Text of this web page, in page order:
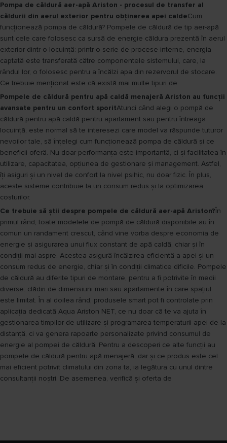
Pompa de căldură aer-apă Ariston - procesul de transfer al
căldurii din aerul exterior pentru obținerea apei caldeCum
funcționează pompa de căldură? Pompele de căldură de tip aer-apă
sunt cele care folosesc ca sursă de energie căldura prezentă în aerul
exterior dintr-o locuință: printr-o serie de procese interne, energia
captată este transferată către componentele sistemului, care, la
rândul lor, o folosesc pentru a încălzi apa din rezervorul de stocare.
Ce trebuie menționat este că există mai multe tipuri de
Pompele de căldură pentru apă caldă menajeră Ariston au funcții
avansate pentru un confort sporitAtunci când alegi o pompă de
căldură pentru apă caldă pentru apartament sau pentru întreaga
locuință, este normal să te interesezi care model va răspunde tuturor
nevoilor tale, să înțelegi cum funcționează pompa de căldură și ce
beneficii oferă. Nu doar performanța este importantă, ci și facilitatea în
utilizare, capacitatea, opțiunea de gestionare și management. Astfel,
îți asiguri și un nivel de confort la nivel psihic, nu doar fizic. În plus,
aceste sisteme contribuie la un consum redus și la optimizarea
costurilor.
Ce trebuie să știi despre pompele de căldură aer-apă Ariston?În
primul rând, toate modelele de pompă de căldură disponibile au în
comun un randament crescut, când vine vorba despre economia de
energie și asigurarea unui flux constant de apă caldă, chiar și în
condiții mai aspre. Acestea asigură încălzirea eficientă a apei și un
consum redus de energie, chiar și în condiții climatice dificile. Pompele
de căldură au diferite tipuri de montare, pentru a fi potrivite în medii
diverse: clădiri de dimensiuni mari sau apartamente în care spațiul
este limitat. În al doilea rând, produsele smart pot fi controlate prin
aplicația dedicată Aqua Ariston NET, ce nu doar că te va ajuta în
gestionarea timpilor de utilizare și programarea temperaturii apei de la
distanță, ci va genera rapoarte personalizate privind consumul de
energie al pompei de căldură. Pentru a descoperi ce alte funcții au
pompele de căldură pentru apă menajeră, dar și ce produs este cel
mai eficient potrivit climatului din zona ta, ia legătura cu unul dintre
consultanții noștri. De asemenea, verifică și oferta de